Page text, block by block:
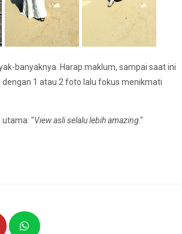
banyaknya. Harap maklum, sampai saat ini
dengan 1 atau 2 foto lalu fokus menikmati
utama: "View asli selalu lebih amazing."